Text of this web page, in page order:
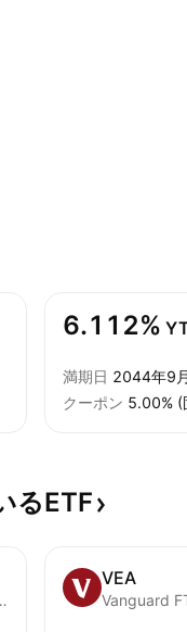
6.112%
満期日 2044年9
クーポン 5.00% (
るETF
Stock ETF
VEA